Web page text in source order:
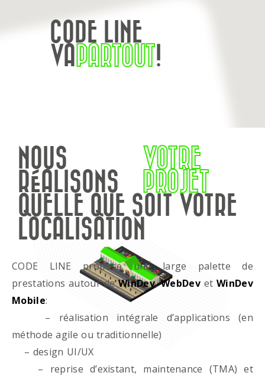
CODE LINE
VAPARTOUT!
NOUS
RÉALISONS
VOTRE
PROJET
QUELLE QUE SOIT VOTRE
LOCALISATION
CODE LINE propose une large palette de
prestations autour deWinDev,WebDevet WinDev
Mobile:
– réalisation intégrale d’applications (en
méthode agile ou traditionnelle)
– design UI/UX
– reprise d’existant, maintenance (TMA) et